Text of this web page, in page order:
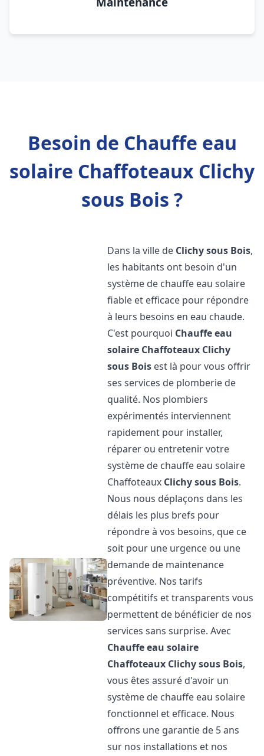
Besoin de Chauffe eau
solaire Chaffoteaux Clichy
sous Bois ?
Dans la ville de Clichy sous Bois,
les habitants ont besoin d'un
système de chauffe eau solaire
fiable et efficace pour répondre
à leurs besoins en eau chaude.
C'est pourquoi Chauffe eau
solaire Chaffoteaux Clichy
sous Bois est là pour vous offrir
ses services de plomberie de
qualité. Nos plombiers
expérimentés interviennent
rapidement pour installer,
réparer ou entretenir votre
système de chauffe eau solaire
Chaffoteaux Clichy sous Bois.
Nous nous déplaçons dans les
délais les plus brefs pour
répondre à vos besoins, que ce
soit pour une urgence ou une
demande de maintenance
préventive. Nos tarifs
compétitifs et transparents vous
permettent de bénéficier de nos
services sans surprise. Avec
Chauffe eau solaire
Chaffoteaux Clichy sous Bois,
vous êtes assuré d'avoir un
système de chauffe eau solaire
fonctionnel et efficace. Nous
offrons une garantie de 5 ans
sur nos installations et nos